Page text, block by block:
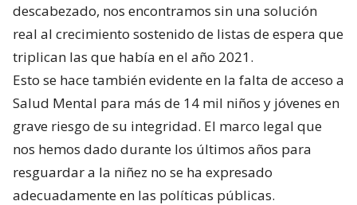
descabezado, nos encontramos sin una solución
real al crecimiento sostenido de listas de espera que
triplican las que había en el año 2021.
Esto se hace también evidente en la falta de acceso a
Salud Mental para más de 14 mil niños y jóvenes en
grave riesgo de su integridad. El marco legal que
nos hemos dado durante los últimos años para
resguardar a la niñez no se ha expresado
adecuadamente en las políticas públicas.